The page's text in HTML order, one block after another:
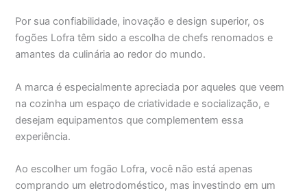
Por sua confiabilidade, inovação e design superior, os
fogões Lofra têm sido a escolha de chefs renomados e
amantes da culinária ao redor do mundo.
A marca é especialmente apreciada por aqueles que veem
na cozinha um espaço de criatividade e socialização, e
desejam equipamentos que complementem essa
experiência.
Ao escolher um fogão Lofra, você não está apenas
comprando um eletrodoméstico, mas investindo em um